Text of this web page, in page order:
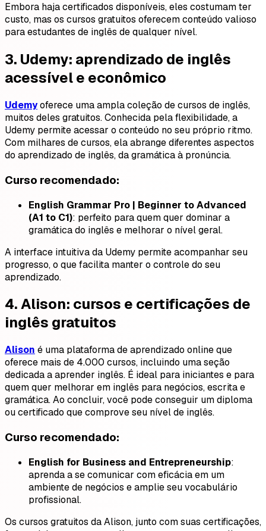
Embora haja certificados disponíveis, eles costumam ter
custo, mas os cursos gratuitos oferecem conteúdo valioso
para estudantes de inglês de qualquer nível.
3. Udemy: aprendizado de inglês
acessível e econômico
Udemyoferece uma ampla coleção de cursos de inglês,
muitos deles gratuitos. Conhecida pela flexibilidade, a
Udemy permite acessar o conteúdo no seu próprio ritmo.
Com milhares de cursos, ela abrange diferentes aspectos
do aprendizado de inglês, da gramática à pronúncia.
Curso recomendado:
English Grammar Pro | Beginner to Advanced
(A1 to C1): perfeito para quem quer dominar a
gramática do inglês e melhorar o nível geral.
A interface intuitiva da Udemy permite acompanhar seu
progresso, o que facilita manter o controle do seu
aprendizado.
4.Alison: cursos e certificações de
inglês gratuitos
Alison é uma plataforma de aprendizado online que
oferece mais de 4.000 cursos, incluindo uma seção
dedicada a aprender inglês. É ideal para iniciantes e para
quem quer melhorar em inglês para negócios, escrita e
gramática. Ao concluir, você pode conseguir um diploma
ou certificado que comprove seu nível de inglês.
Curso recomendado:
English for Business and Entrepreneurship:
aprenda a se comunicar com eficácia em um
ambiente de negócios e amplie seu vocabulário
profissional.
Os cursos gratuitos da Alison, junto com suas certificações,